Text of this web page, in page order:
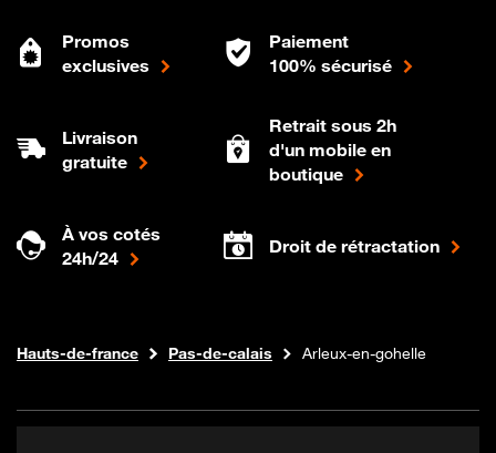
Promos
exclusives
Paiement
100% sécurisé
Livraison
gratuite
Retrait sous 2h
d'un mobile en
boutique
À vos cotés
24h/24
Droit de rétractation
Boutique Orange
Internet fibre
Hauts-de-france Pas-de-calais Arleux-en-gohelle